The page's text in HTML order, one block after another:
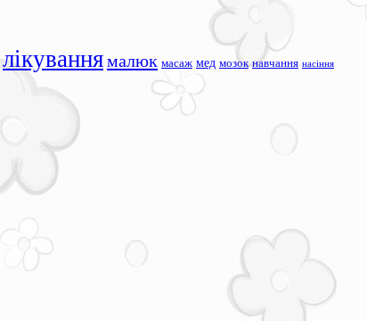
лікуваннямалюк масаж мед мозок навчання насіння